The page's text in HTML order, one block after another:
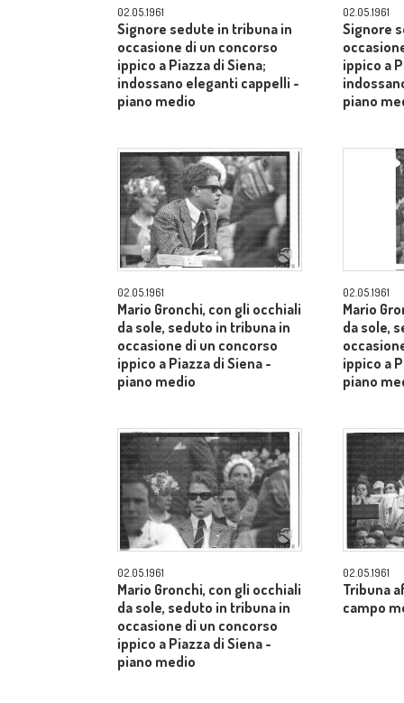
02.05.1961
Signore sedute in tribuna in
occasione di un concorso
ippico a Piazza di Siena;
indossano eleganti cappelli -
piano medio
02.05.1961
Signore
ippico a
piano
02.05.1961
Mario Gronchi, con gli occhiali
da sole, seduto in tribuna in
occasione di un concorso
ippico a Piazza di Siena -
piano medio
02.05.1961
Mario
da sole,
ippico a
piano
02.05.1961
Mario Gronchi, con gli occhiali
da sole, seduto in tribuna in
occasione di un concorso
ippico a Piazza di Siena -
piano medio
02.05.1961
Tribuna
campo